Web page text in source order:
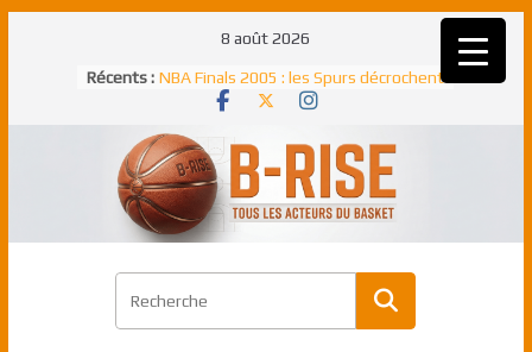
8 août 2026
Récents : NBA Finals 2005 : les Spurs décrochent
un troisième titre NBA, la rude bataille
NBA Finals 2021 : les Bucks et Giannis
Antetokounmpo triomphent, le Greek
Freek élu MVP
Shai Gilgeous-Alexander : son premier
match à plus de 40 points en NBA, le
Pau Gasol dans l’histoire en 2002 :
premier européen sacré Rookie de